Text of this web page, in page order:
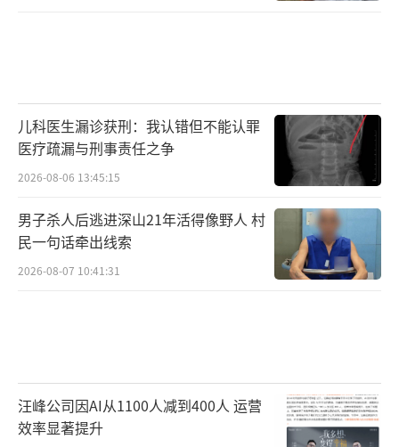
儿科医生漏诊获刑：我认错但不能认罪
医疗疏漏与刑事责任之争
2026-08-06 13:45:15
男子杀人后逃进深山21年活得像野人 村
民一句话牵出线索
2026-08-07 10:41:31
汪峰公司因AI从1100人减到400人 运营
效率显著提升